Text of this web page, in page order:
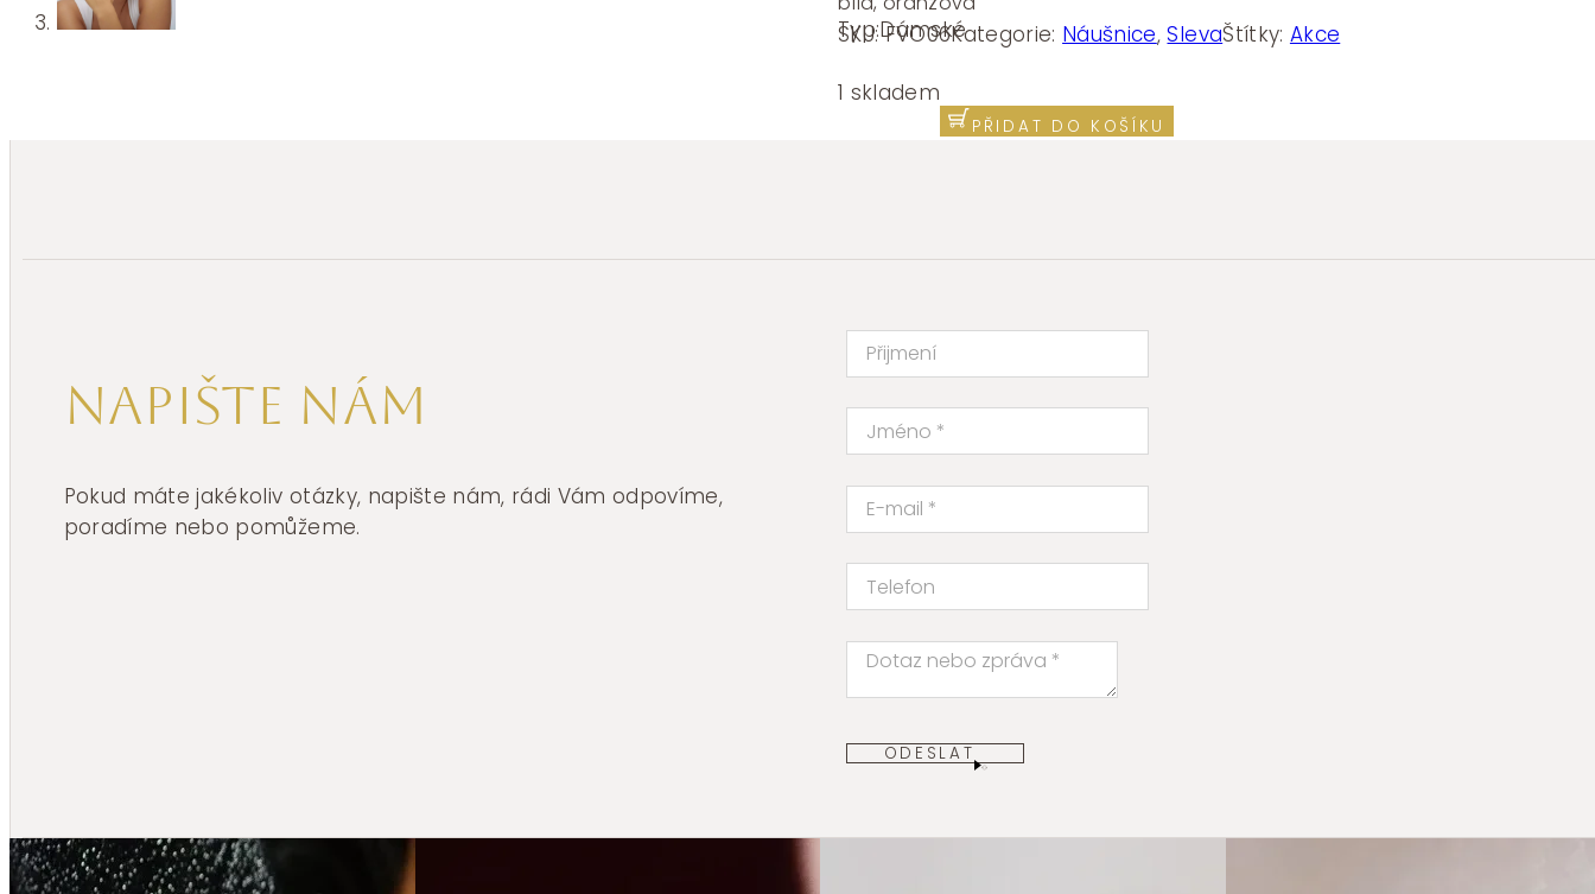
SKU:FVO06Kategorie: Náušnice,SlevaŠtítky: Akce
Typ:Dámské
1 sklademsingle
náušnice
PŘIDAT DO KOŠÍKU
Napište nám
Pokud máte jakékoliv otázky, napište nám, rádi Vám odpovíme,
poradíme nebo pomůžeme.
ODESLAT